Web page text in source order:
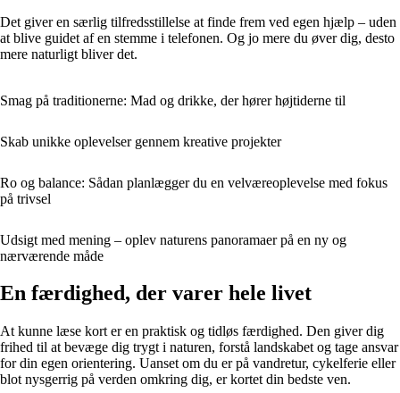
Det giver en særlig tilfredsstillelse at finde frem ved egen hjælp – uden
at blive guidet af en stemme i telefonen. Og jo mere du øver dig, desto
mere naturligt bliver det.
Smag på traditionerne: Mad og drikke, der hører højtiderne til
Skab unikke oplevelser gennem kreative projekter
Ro og balance: Sådan planlægger du en velværeoplevelse med fokus
på trivsel
Udsigt med mening – oplev naturens panoramaer på en ny og
nærværende måde
En færdighed, der varer hele livet
At kunne læse kort er en praktisk og tidløs færdighed. Den giver dig
frihed til at bevæge dig trygt i naturen, forstå landskabet og tage ansvar
for din egen orientering. Uanset om du er på vandretur, cykelferie eller
blot nysgerrig på verden omkring dig, er kortet din bedste ven.